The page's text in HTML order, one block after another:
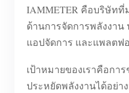
IAMMETER คือบริษัท
ด้านการจัดการพลังงาน
แอปจัดการ และแพลตฟ
เป้าหมายของเราคือกา
ประหยัดพลังงานได้อย่